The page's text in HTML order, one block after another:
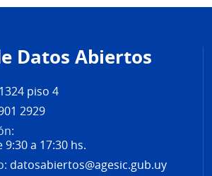
Datos Abiertos
piso 4
2929
a 17:30 hs.
datosabiertos@agesic.gub.uy